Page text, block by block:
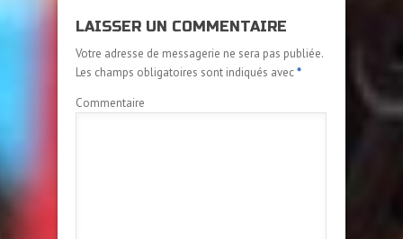
LAISSER UN COMMENTAIRE
Votre adresse de messagerie ne sera pas publiée.
Les champs obligatoires sont indiqués avec*
Commentaire